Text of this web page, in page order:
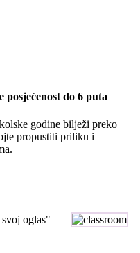
posjećenost do 6 puta
godine bilježi preko
propustiti priliku i
oglas"